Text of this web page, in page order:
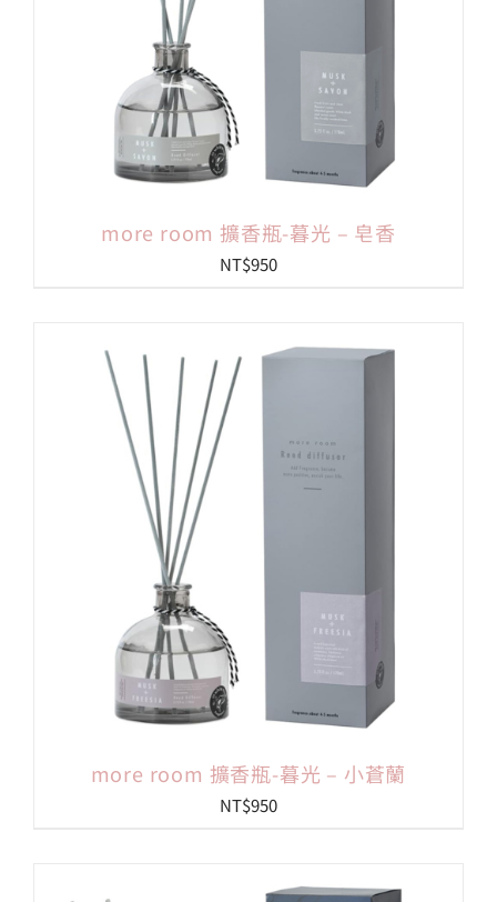
more room 擴香瓶-暮光 – 皂香
NT$950
more room 擴香瓶-暮光 – 小蒼蘭
NT$950